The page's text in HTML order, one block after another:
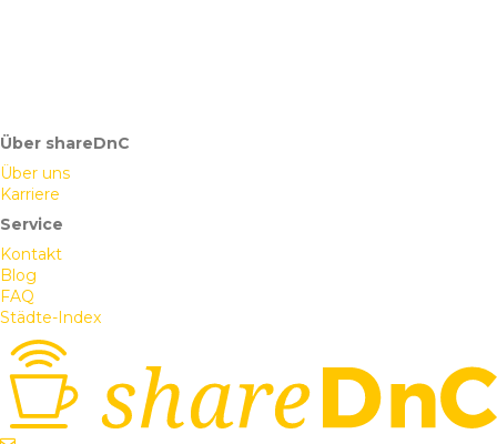
Über shareDnC
Über uns
Karriere
Service
Kontakt
Blog
FAQ
Städte-Index